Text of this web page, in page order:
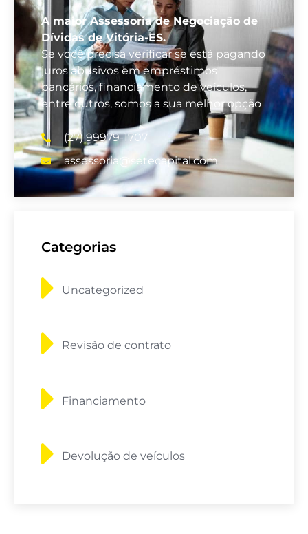
A maior Assessoria de Negociação de
Dívidas de Vitória-ES.
Se você precisa verificar se está pagando
juros abusivos em empréstimos
bancários, financiamento de veículos,
entre outros, somos a sua melhor opção
(27) 99979-1707
assessoria@setecapital.com
Categorias
Uncategorized
Revisão de contrato
Financiamento
Devolução de veículos